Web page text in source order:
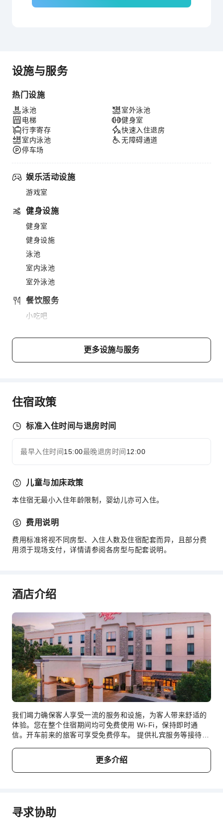
设施与服务
热门设施
泳池
电梯
行李寄存
室内泳池
停车场
室外泳池
健身室
快速入住退房
无障碍通道
娱乐活动设施
游戏室
健身设施
健身室
健身设施
泳池
室内泳池
室外泳池
餐饮服务
小吃吧
传真/复印
儿童设施
运动设施
清洁服务
干洗服务
公共区域设施
电梯
公用区wifi
宠物看护服务
公共休息室/电视室
自助停车位
前台服务
礼宾服务
行李寄存
前台贵重物品保险柜
快速入住退房
24小时前台
安全与安保
无障碍设施服务
展开全部
更多设施与服务
住宿政策
标准入住时间与退房时间
最早入住时间15:00最晚退房时间 12:00
儿童与加床政策
本住宿无最小入住年龄限制，婴幼儿亦可入住。
费用说明
费用标准将视不同房型、入住人数及住宿配套而异，且部分费
用须于现场支付，详情请参阅各房型与配套说明。
酒店介绍
我们竭力确保客人享受一流的服务和设施，为客人带来舒适的
体验。您在整个住宿期间均可免费使用 Wi-Fi，保持即时通
信。开车前来的旅客可享受免费停车。 提供礼宾服务等接待服
Lookout Mountain，无需大包小包，洗衣服务可确保您的衣服
保持干净清新。需要放松一下吗？您的客房可提供客房送餐服
务，让您的入住更加舒适愉快。 请注意，为确保所有客人能够
的舒适度。部分客房提供室内娱乐设施，如室内视频流媒体、
每日报纸或电视供您享受。请放心，部分客房提供冲泡咖啡或
更多介绍
寻求协助